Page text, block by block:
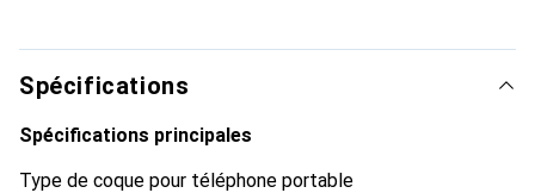
de haute qualité et constitue un choix sûr pour une
clientèle exigeante.
Spécifications
Spécifications principales
Type de coque pour téléphone portable